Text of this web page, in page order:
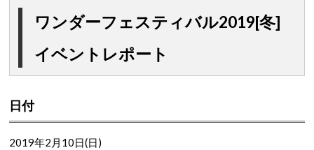
ワンダーフェスティバル2019[冬]
イベントレポート
日付
2019年2月10日(日)